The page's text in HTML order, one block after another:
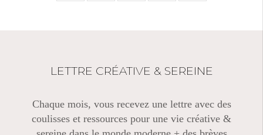
n
LETTRE CRÉATIVE & SEREINE
Chaque mois, vous recevez une lettre avec des
coulisses et ressources pour une vie créative &